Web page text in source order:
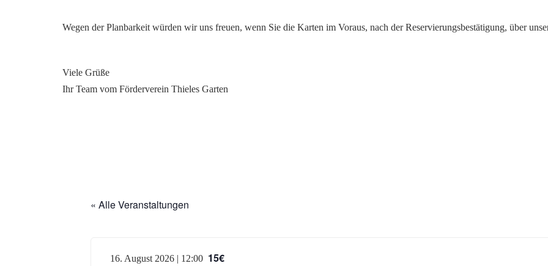
Wegen der Planbarkeit würden wir uns freuen, wenn Sie die Karten im Voraus, nach der Reservierungsbestätigung, über
Viele Grüße
Ihr Team vom Förderverein Thieles Garten
« Alle Veranstaltungen
16. August 2026 | 12:00 15€